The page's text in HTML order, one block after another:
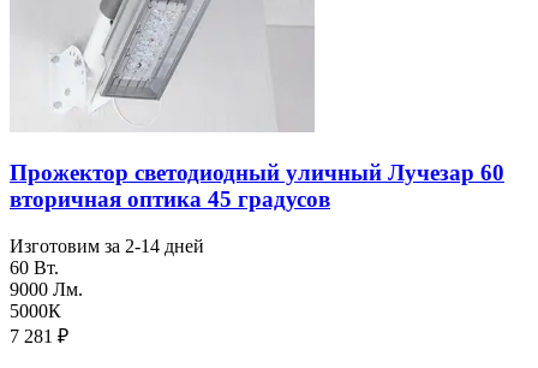
Прожектор светодиодный уличный Лучезар 60
вторичная оптика 45 градусов
Изготовим за 2-14 дней
60 Вт.
9000 Лм.
5000К
7 281 ₽